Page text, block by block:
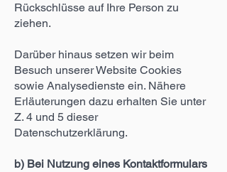
Rückschlüsse auf Ihre Person zu
ziehen.
Darüber hinaus setzen wir beim
Besuch unserer Website Cookies
sowie Analysedienste ein. Nähere
Erläuterungen dazu erhalten Sie unter
Z. 4 und 5 dieser
Datenschutzerklärung.
b) Bei Nutzung eines Kontaktformulars